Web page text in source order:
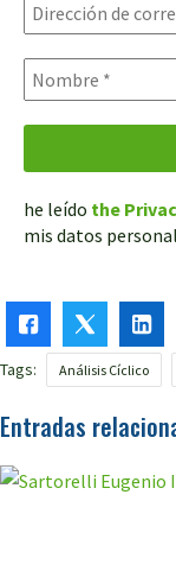
he leído the
mis datos
Tags: Análisis Cíclico
Entradas